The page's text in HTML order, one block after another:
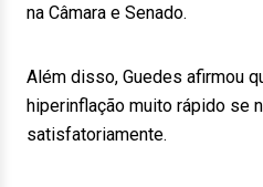
na Câmara e Senado.
Além disso, Guedes afirmou
hiperinflação muito rápido se
satisfatoriamente.